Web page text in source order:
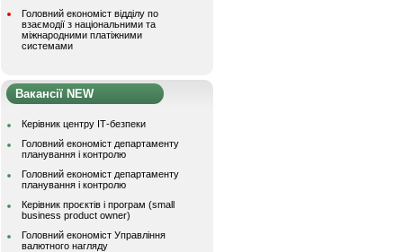
Головний економіст відділу по
взаємодії з національними та
міжнародними платіжними
системами
Вакансії NEW
Керівник центру ІТ-безпеки
Головний економіст департаменту
планування і контролю
Головний економіст департаменту
планування і контролю
Керівник проєктів і програм (small
business product owner)
Головний економіст Управління
валютного нагляду